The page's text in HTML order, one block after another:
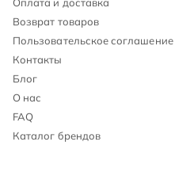
Возврат товаров
Пользовательское соглашение
Контакты
Блог
О нас
FAQ
Каталог брендов